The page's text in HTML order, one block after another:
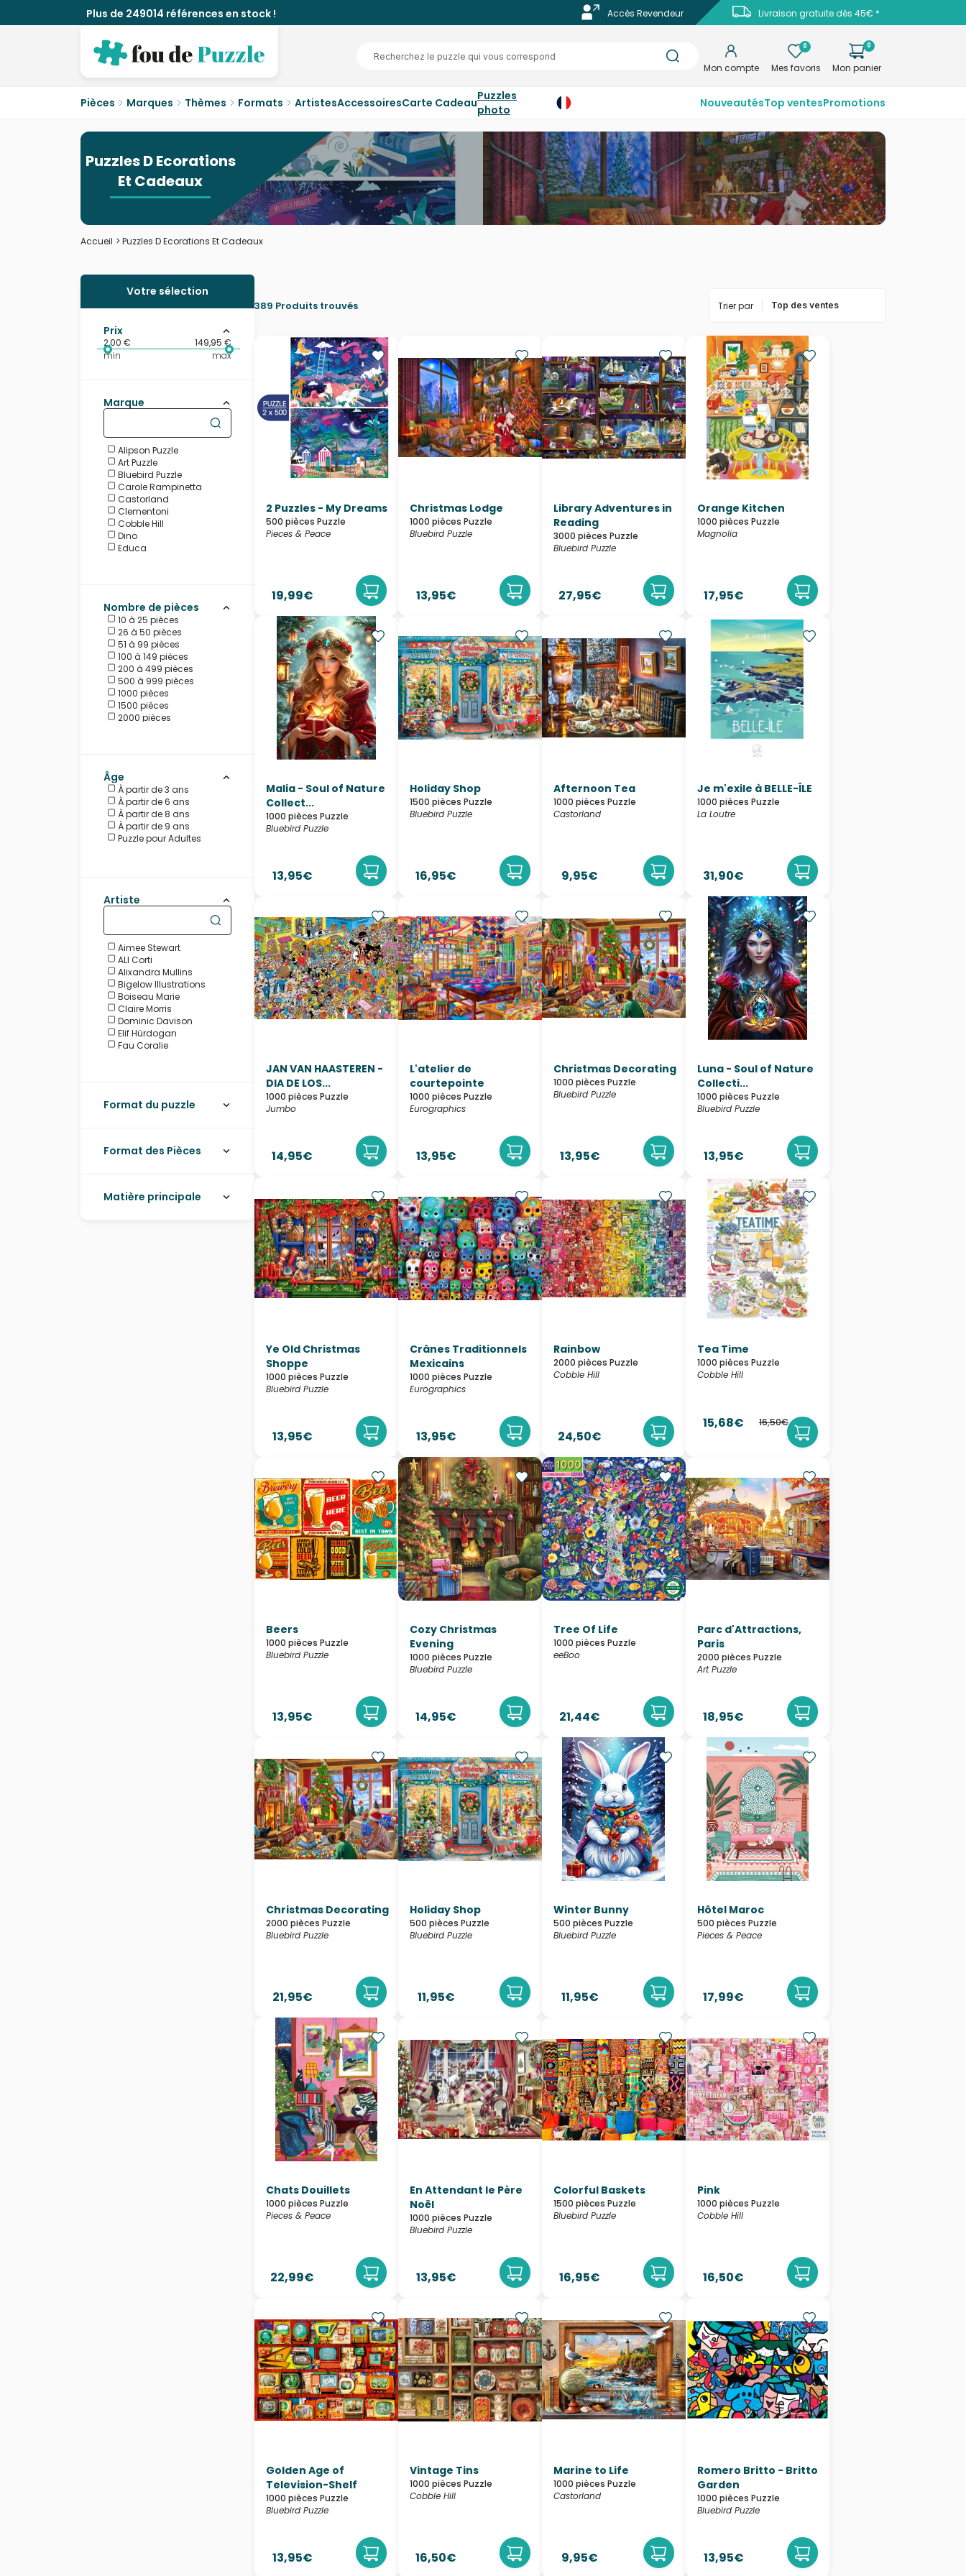
Plus de 249014 références en stock ! Livraison gratuite dès 45€ *
Accès Revendeur
Mon compte
0
Mes favoris
0
Mon panier
Pièces Marques Thèmes Formats ArtistesAccessoiresCarte CadeauPuzzles
photo
NouveautésTop ventesPromotions
Puzzles D Ecorations
Et Cadeaux
Accueil > Puzzles D Ecorations Et Cadeaux
389 Produits trouvés Trier par
2 Puzzles - My Dreams
500 pièces Puzzle
Pieces & Peace
19,99€
Christmas Lodge
1000 pièces Puzzle
Bluebird Puzzle
13,95€
Library Adventures in
Reading
3000 pièces Puzzle
Bluebird Puzzle
27,95€
Orange Kitchen
1000 pièces Puzzle
Magnolia
17,95€
Malia - Soul of Nature
Collect...
1000 pièces Puzzle
Bluebird Puzzle
13,95€
Holiday Shop
1500 pièces Puzzle
Bluebird Puzzle
16,95€
Afternoon Tea
1000 pièces Puzzle
Castorland
9,95€
Je m'exile à BELLE-ÎLE
1000 pièces Puzzle
La Loutre
31,90€
JAN VAN HAASTEREN -
DIA DE LOS...
1000 pièces Puzzle
Jumbo
14,95€
L'atelier de
courtepointe
1000 pièces Puzzle
Eurographics
13,95€
Christmas Decorating
1000 pièces Puzzle
Bluebird Puzzle
13,95€
Luna - Soul of Nature
Collecti...
1000 pièces Puzzle
Bluebird Puzzle
13,95€
Ye Old Christmas
Shoppe
1000 pièces Puzzle
Bluebird Puzzle
13,95€
Crânes Traditionnels
Mexicains
1000 pièces Puzzle
Eurographics
13,95€
Rainbow
2000 pièces Puzzle
Cobble Hill
24,50€
Tea Time
1000 pièces Puzzle
Cobble Hill
15,68€ 16,50€
Beers
1000 pièces Puzzle
Bluebird Puzzle
13,95€
Cozy Christmas
Evening
1000 pièces Puzzle
Bluebird Puzzle
14,95€
Tree Of Life
1000 pièces Puzzle
eeBoo
21,44€
Parc d'Attractions,
Paris
2000 pièces Puzzle
Art Puzzle
18,95€
Christmas Decorating
2000 pièces Puzzle
Bluebird Puzzle
21,95€
Holiday Shop
500 pièces Puzzle
Bluebird Puzzle
11,95€
Winter Bunny
500 pièces Puzzle
Bluebird Puzzle
11,95€
Hôtel Maroc
500 pièces Puzzle
Pieces & Peace
17,99€
Chats Douillets
1000 pièces Puzzle
Pieces & Peace
22,99€
En Attendant le Père
Noël
1000 pièces Puzzle
Bluebird Puzzle
13,95€
Colorful Baskets
1500 pièces Puzzle
Bluebird Puzzle
16,95€
Pink
1000 pièces Puzzle
Cobble Hill
16,50€
Golden Age of
Television-Shelf
1000 pièces Puzzle
Bluebird Puzzle
13,95€
Vintage Tins
1000 pièces Puzzle
Cobble Hill
16,50€
Marine to Life
1000 pièces Puzzle
Castorland
9,95€
Romero Britto - Britto
Garden
1000 pièces Puzzle
Bluebird Puzzle
13,95€
Votre sélection
Prix
2,00 €
149,95 €
min
max
Marque
Alipson Puzzle
Art Puzzle
Bluebird Puzzle
Carole Rampinetta
Castorland
Clementoni
Cobble Hill
Dino
Educa
Gibsons
Grafika
Hachette
Heye
HOP - House of Puzzles
Jumbo
La Loutre
Magnolia
Master Pieces
Nathan
Pintoo
Pomegranate
Puzzles DToys
Ravensburger
Roovi
Schmidt Spiele
Nombre de pièces
10 à 25 pièces
26 à 50 pièces
51 à 99 pièces
100 à 149 pièces
200 à 499 pièces
500 à 999 pièces
1000 pièces
1500 pièces
2000 pièces
Âge
À partir de 3 ans
À partir de 6 ans
À partir de 8 ans
À partir de 9 ans
Puzzle pour Adultes
Artiste
Aimee Stewart
ALI Corti
Alixandra Mullins
Bigelow Illustrations
Boiseau Marie
Claire Morris
Dominic Davison
Elif Hürdogan
Fau Coralie
Kilo Blimp
Nidhi Kachhadiya
Nihal Çifter
Putland Millie
Rafael Trujillo
Format du puzzle
Format des Pièces
Matière principale